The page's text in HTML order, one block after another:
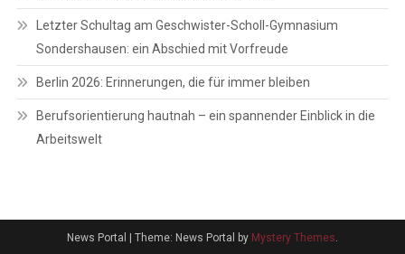
Letzter Schultag am Geschwister-Scholl-Gymnasium
Sondershausen: ein Abschied mit Vorfreude
Berlin 2026: Erinnerungen, die für immer bleiben
Berufsorientierung hautnah – ein spannender Einblick in die
Arbeitswelt
News Portal | Theme: News Portal by Mystery Themes.